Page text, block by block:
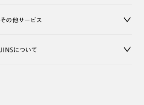
その他サービス
JINSについて